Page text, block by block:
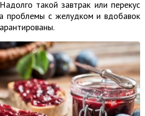
такой завтрак или перекус
проблемы с желудком и вдобавок